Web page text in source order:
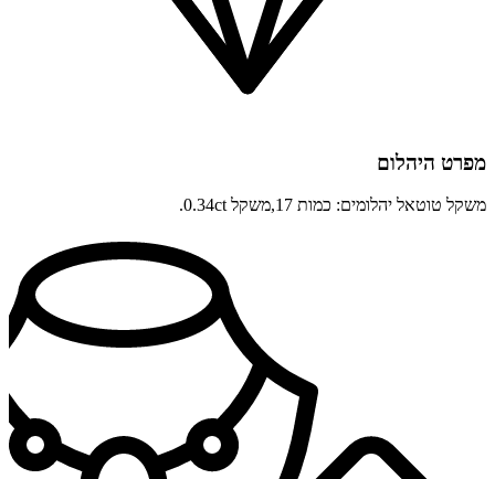
מפרט היהלום
משקל טוטאל יהלומים: כמות 17,משקל 0.34ct.